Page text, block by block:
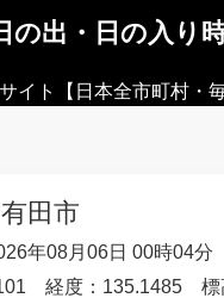
の出・日の入り
イト【日本全市町村・
田市
年08月06日 00時04分
経度：135.1485 標